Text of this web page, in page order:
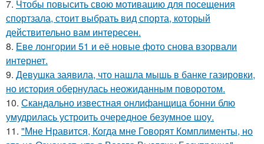
7. Чтобы повысить свою мотивацию для посещения
спортзала, стоит выбрать вид спорта, который
действительно вам интересен.
8. Еве лонгории 51 и её новые фото снова взорвали
интернет.
9. Девушка заявила, что нашла мышь в банке газировки,
но история обернулась неожиданным поворотом.
10. Скандально известная онлифанщица бонни блю
умудрилась устроить очередное безумное шоу.
11. "Мне Нравится, Когда мне Говорят Комплименты, но